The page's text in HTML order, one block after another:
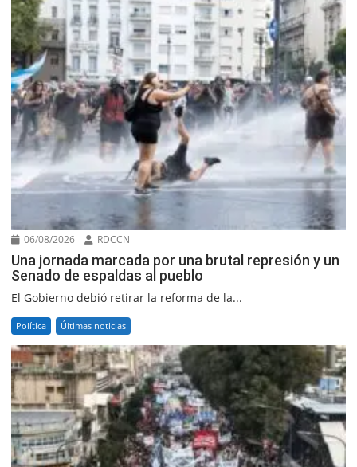
06/08/2026 RDCCN
Una jornada marcada por una brutal represión y un
Senado de espaldas al pueblo
El Gobierno debió retirar la reforma de la...
Política Últimas noticias